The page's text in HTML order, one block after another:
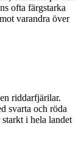
ofta färgstarka
varandra över
riddarfjärilar.
svarta och röda
i hela landet